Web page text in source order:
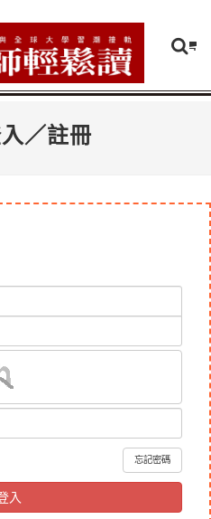
／註冊
忘記密碼
入